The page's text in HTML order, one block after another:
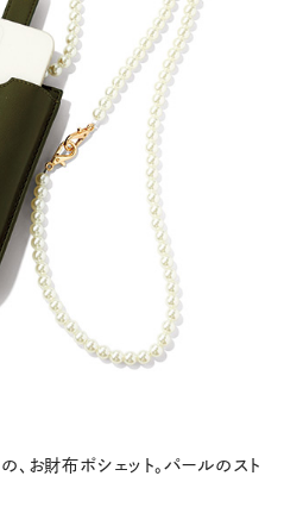
、お財布ポシェット。パールのスト